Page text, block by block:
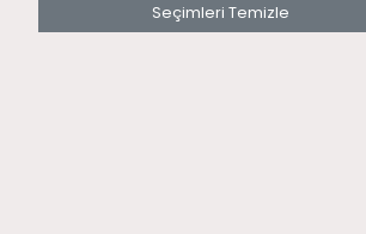
Seçimleri Temizle